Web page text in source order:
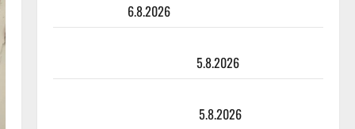
6.8.2026
5.8.2026
5.8.2026